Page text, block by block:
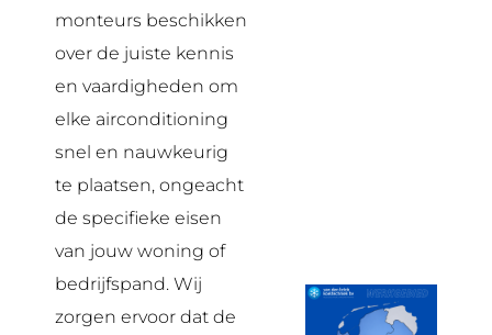
monteurs beschikken
over de juiste kennis
en vaardigheden om
elke airconditioning
snel en nauwkeurig
te plaatsen, ongeacht
de specifieke eisen
van jouw woning of
bedrijfspand. Wij
zorgen ervoor dat de